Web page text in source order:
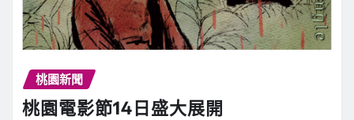
桃園新聞
桃園電影節14日盛大展開